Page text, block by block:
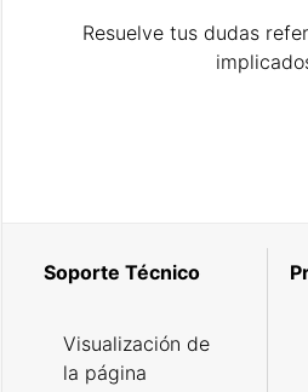
Resuelve tus dudas
Soporte Técnico
Visualización de
la página